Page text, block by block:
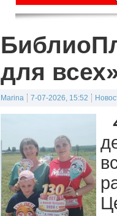
для
Marina 7-07-2026, 15:52